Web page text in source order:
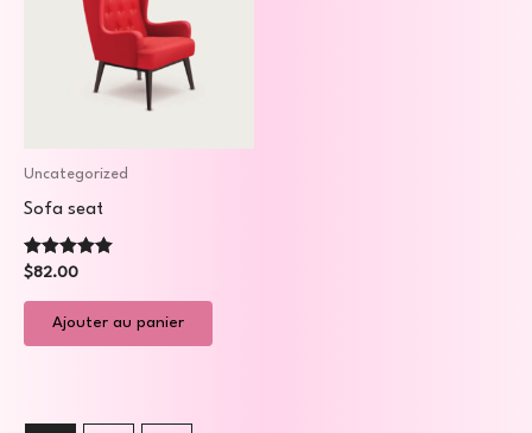
Uncategorized
Sofa seat
Note
sur 5
$82.00
Ajouter au panier